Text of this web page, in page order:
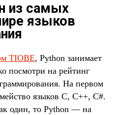
из самых
языков
TIOBE, Python занимает
посмотри на рейтинг
На первом
языков C, C++, C#.
один, то Python — на